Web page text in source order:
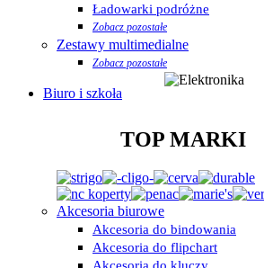
Ładowarki podróżne
Zobacz pozostałe
Zestawy multimedialne
Zobacz pozostałe
Biuro i szkoła
TOP MARKI
Akcesoria biurowe
Akcesoria do bindowania
Akcesoria do flipchart